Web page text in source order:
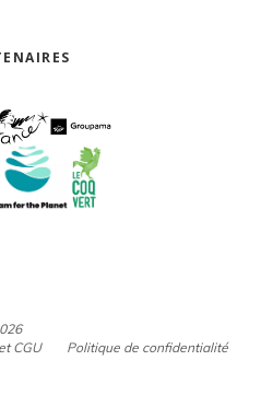
CGU
Politique de confidentialité